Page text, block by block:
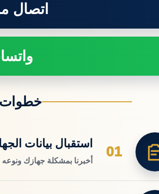
اتصال
خطوات
01
استقبال بيانات
أخبرنا بمشكلة جهازك ونوعه